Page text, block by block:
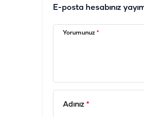
E-posta hesabınız
Yorumunuz *
Adınız *